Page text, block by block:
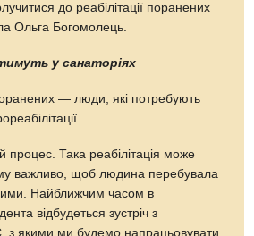
до реабілітації поранених
Ольга Богомолець.
у санаторіях
— люди, які потребують
Така реабілітація може
важливо, щоб людина перебувала
Найближчим часом в
відбудеться зустріч з
з якими ми будемо напрацьовувати